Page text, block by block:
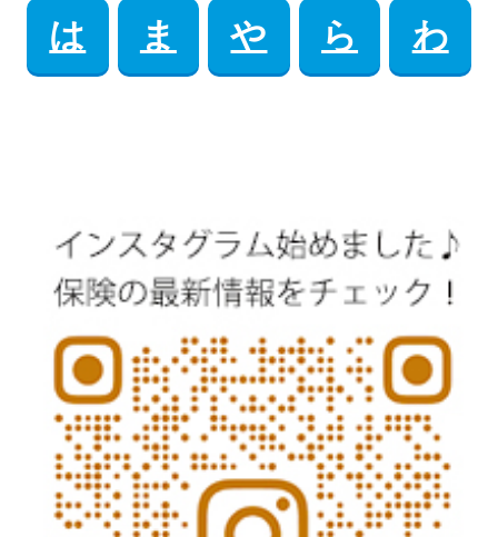
は ま や ら わ